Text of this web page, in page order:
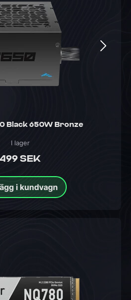
Black 650W Bronze
499 SEK
I lager
i kundvagn